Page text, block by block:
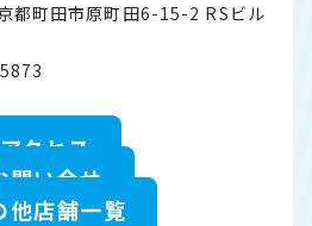
都町田市原町田6-15-2 RSビル
アクセス
問い合せ
他店舗一覧